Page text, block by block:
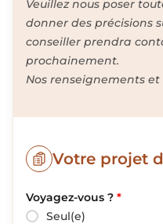
Veuillez nous poser
donner des précisions
conseiller prendra
prochainement.
Nos renseignements
Votre projet
Voyagez-vous ? *
Seul(e)